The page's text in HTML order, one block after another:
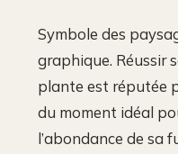
Symbole des
graphique. Réussir
plante est réputée
du moment idéal
l’abondance de sa